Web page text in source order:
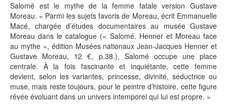
Salomé est le mythe de la femme fatale version Gustave
Moreau. « Parmi les sujets favoris de Moreau, écrit Emmanuelle
Macé, chargée d’études documentaires au musée Gustave
Moreau dans le catalogue (« Salomé. Henner et Moreau face
au mythe », édition Musées nationaux Jean-Jacques Henner et
Gustave Moreau, 12 €, p.38.), Salomé occupe une place
centrale. À la fois fascinante et inquiétante, cette femme
devient, selon les variantes, princesse, divinité, séductrice ou
muse, mais reste toujours, pour le peintre d’histoire, cette figure
rêvée évoluant dans un univers intemporel qui lui est propre. »